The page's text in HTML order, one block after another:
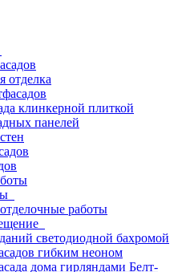
отделка
клинкерной плиткой
панелей
работы
светодиодной бахромой
гибким неоном
дома гирляндами Белт-